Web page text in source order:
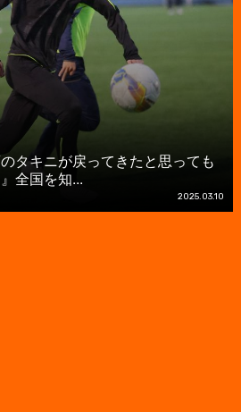
タキニが戻ってきたと思っても
全国を知...
2025.03.10